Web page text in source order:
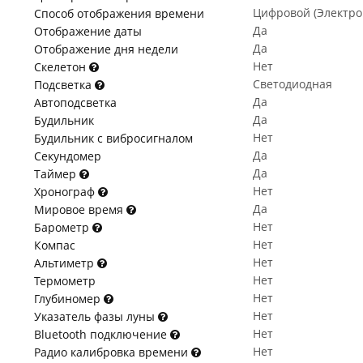
Способ отображения времени
Цифровой
Отображение даты
Да
Отображение дня недели
Да
Скелетон
Нет
Подсветка
Светодиодная
Автоподсветка
Да
Будильник
Да
Будильник с вибросигналом
Нет
Секундомер
Да
Таймер
Да
Хронограф
Нет
Мировое время
Да
Барометр
Нет
Компас
Нет
Альтиметр
Нет
Термометр
Нет
Глубиномер
Нет
Указатель фазы луны
Нет
Bluetooth подключение
Нет
Радио калибровка времени
Нет